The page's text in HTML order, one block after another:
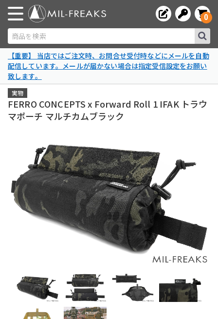
商品を検索
0
【重要】 当店ではご注文時、お問合せ受付時などにメールを自動
配信しています。メールが届かない場合は指定受信設定をお願い
致します。
実物
FERRO CONCEPTS x Forward Roll 1 IFAK トラウ
マポーチ マルチカムブラック